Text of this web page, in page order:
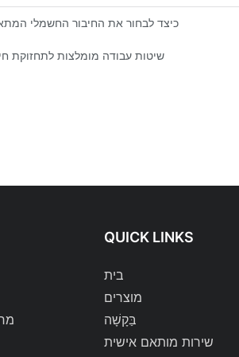
כיצד לבחור את החיבור החשמלי
שיטות עבודה מומלצות לתחזוקת
QUICK LINKS
בית
מוצרים
בַּקָשָׁה
שירות מותאם אישית